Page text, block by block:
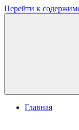
Перейти к
Главная